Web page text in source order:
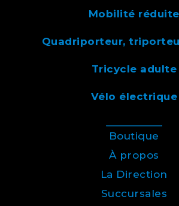
Mobilité réduite
Quadriporteur,
Tricycle adulte
Vélo électrique
Boutique
À propos
La Direction
Succursales